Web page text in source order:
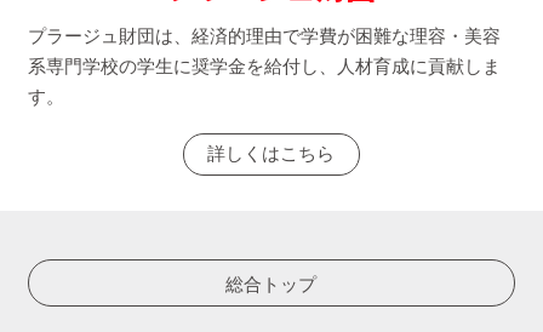
プラージュ財団は、経済的理由で学費が困難な理容・美容
系専門学校の学生に奨学金を給付し、人材育成に貢献しま
す。
詳しくはこちら
総合トップ